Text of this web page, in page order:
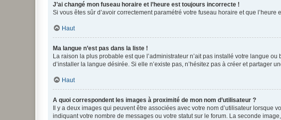
J’ai changé mon fuseau horaire et l’heure est toujours incorrecte !
Si vous êtes sûr d’avoir correctement paramétré votre fuseau horaire et que
Haut
Ma langue n’est pas dans la liste !
La raison la plus probable est que l’administrateur n’ait pas installé votre langue
d’installer la langue désirée. Si elle n’existe pas, n’hésitez pas à créer et partager
Haut
A quoi correspondent les images à proximité de mon nom d’utilisateur ?
Il y a deux images qui peuvent être associées avec votre nom d’utilisateur lorsque
indiquant votre nombre de messages ou votre statut sur le forum. La seconde